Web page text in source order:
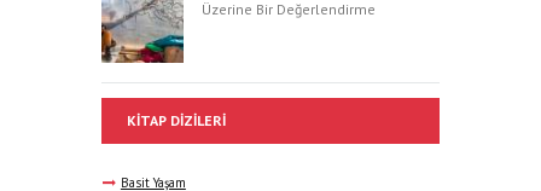
Üzerine Bir Değerlendirme
KITAP DIZILERI
Basit Yaşam